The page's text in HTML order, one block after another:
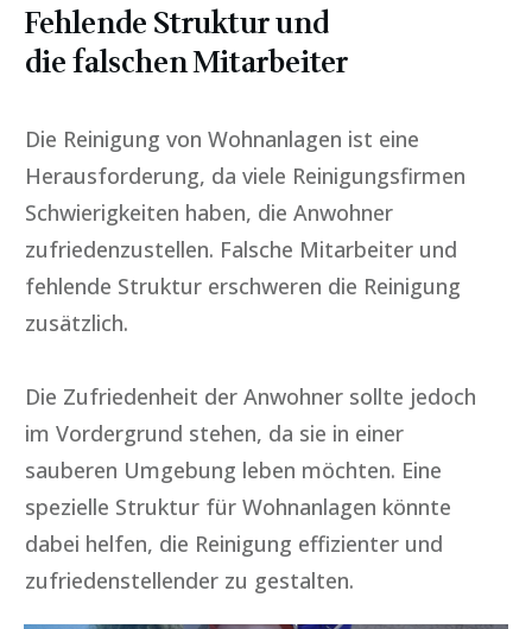
Fehlende Struktur und
die falschen Mitarbeiter
Die Reinigung von Wohnanlagen ist eine
Herausforderung, da viele Reinigungsfirmen
Schwierigkeiten haben, die Anwohner
zufriedenzustellen. Falsche Mitarbeiter und
fehlende Struktur erschweren die Reinigung
zusätzlich.
Die Zufriedenheit der Anwohner sollte jedoch
im Vordergrund stehen, da sie in einer
sauberen Umgebung leben möchten. Eine
spezielle Struktur für Wohnanlagen könnte
dabei helfen, die Reinigung effizienter und
zufriedenstellender zu gestalten.